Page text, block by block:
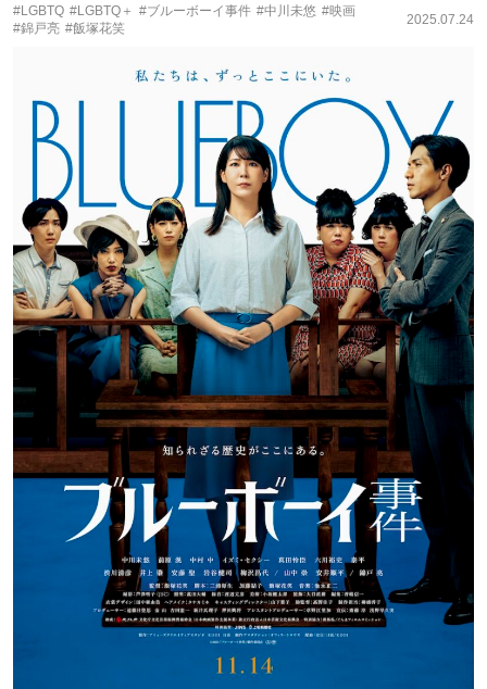
#LGBTQ #LGBTQ＋ #ブルーボーイ事件 #中川未悠 #映画
#錦戸亮 #飯塚花笑
2025.07.24